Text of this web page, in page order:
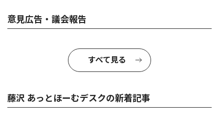
意見広告・議会報告
すべて見る
藤沢 あっとほーむデスクの新着記事